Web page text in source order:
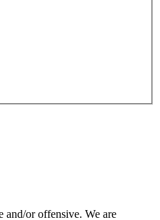
and/or offensive. We are